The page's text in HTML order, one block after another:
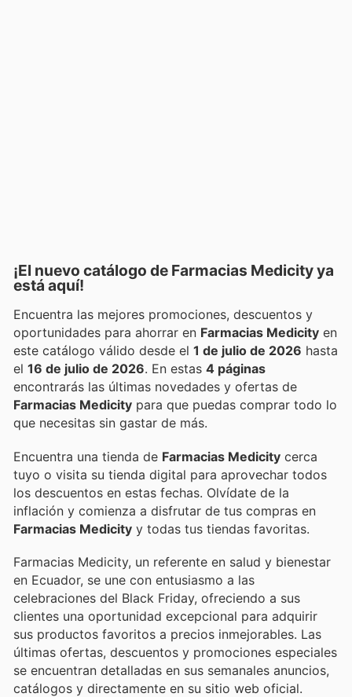
¡El nuevo catálogo de Farmacias Medicityya
está aquí!
Encuentra las mejores promociones, descuentos y
oportunidades para ahorrar en Farmacias Medicity en
este catálogo válido desde el 1 de julio de 2026 hasta
el 16 de julio de 2026 . En estas 4 páginas
encontrarás las últimas novedades y ofertas de
Farmacias Medicity para que puedas comprar todo lo
que necesitas sin gastar de más.
Encuentra una tienda de Farmacias Medicity cerca
tuyo o visita su tienda digital para aprovechar todos
los descuentos en estas fechas. Olvídate de la
inflación y comienza a disfrutar de tus compras en
Farmacias Medicity y todas tus tiendas favoritas.
Farmacias Medicity, un referente en salud y bienestar
en Ecuador, se une con entusiasmo a las
celebraciones del Black Friday, ofreciendo a sus
clientes una oportunidad excepcional para adquirir
sus productos favoritos a precios inmejorables. Las
últimas ofertas, descuentos y promociones especiales
se encuentran detalladas en sus semanales anuncios,
catálogos y directamente en su sitio web oficial.